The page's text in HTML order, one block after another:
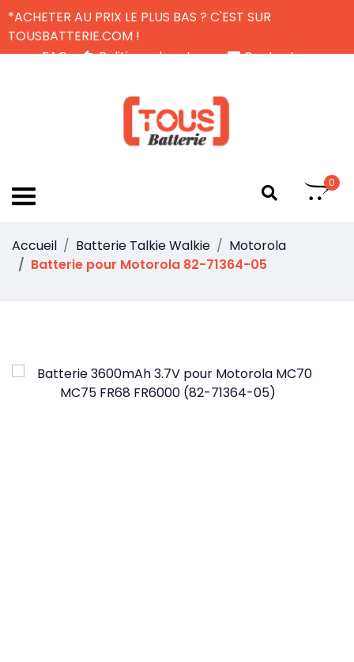
*ACHETER AU PRIX LE PLUS BAS ? C'EST SUR
TOUSBATTERIE.COM !
FAQ
Politique de retour
Contactez-nous
0
Accueil Batterie Talkie Walkie
Motorola
Batterie pour Motorola 82-71364-05